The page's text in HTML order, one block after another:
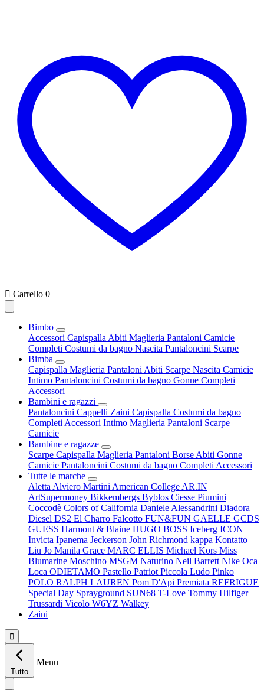
 Carrello 0
Bimbo
Accessori Capispalla Abiti Maglieria Pantaloni Camicie
Completi Costumi da bagno Nascita Pantaloncini Scarpe
Bimba
Capispalla Maglieria Pantaloni Abiti Scarpe Nascita Camicie
Intimo Pantaloncini Costumi da bagno Gonne Completi
Accessori
Bambini e ragazzi
Pantaloncini Cappelli Zaini Capispalla Costumi da bagno
Completi Accessori Intimo Maglieria Pantaloni Scarpe
Camicie
Bambine e ragazze
Scarpe Capispalla Maglieria Pantaloni Borse Abiti Gonne
Camicie Pantaloncini Costumi da bagno Completi Accessori
Tutte le marche
Aletta Alviero Martini American College AR.IN
ArtSupermoney Bikkembergs Byblos Ciesse Piumini
Coccodè Colors of California Daniele Alessandrini Diadora
Diesel DS2 El Charro Falcotto FUN&FUN GAELLE GCDS
GUESS Harmont & Blaine HUGO BOSS Iceberg ICON
Invicta Ipanema Jeckerson John Richmond kappa Kontatto
Liu Jo Manila Grace MARC ELLIS Michael Kors Miss
Blumarine Moschino MSGM Naturino Neil Barrett Nike Oca
Loca ODIETAMO Pastello Patriot Piccola Ludo Pinko
POLO RALPH LAUREN Pom D'Api Premiata REFRIGUE
Special Day Sprayground SUN68 T-Love Tommy Hilfiger
Trussardi Vicolo W6YZ Walkey
Zaini

Tutto
Menu